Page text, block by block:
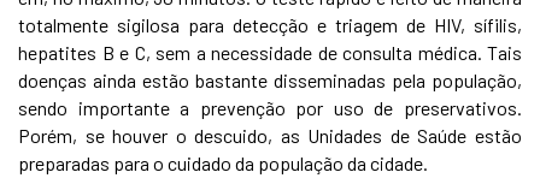
totalmente sigilosa para detecção e triagem de HIV, sífilis,
hepatites B e C, sem a necessidade de consulta médica. Tais
doenças ainda estão bastante disseminadas pela população,
sendo importante a prevenção por uso de preservativos.
Porém, se houver o descuido, as Unidades de Saúde estão
preparadas para o cuidado da população da cidade.